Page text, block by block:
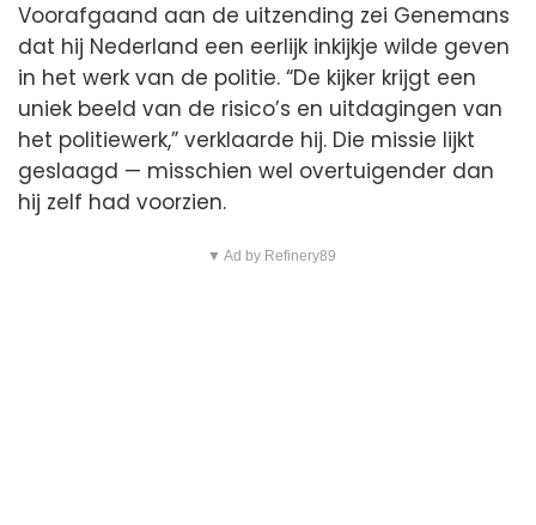
Voorafgaand aan de uitzending zei Genemans
dat hij Nederland een eerlijk inkijkje wilde geven
in het werk van de politie. “De kijker krijgt een
uniek beeld van de risico’s en uitdagingen van
het politiewerk,” verklaarde hij. Die missie lijkt
geslaagd — misschien wel overtuigender dan
hij zelf had voorzien.
▼ Ad by Refinery89